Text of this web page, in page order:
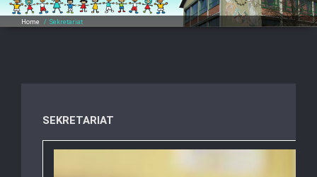
Home / Sekretariat
SEKRETARIAT